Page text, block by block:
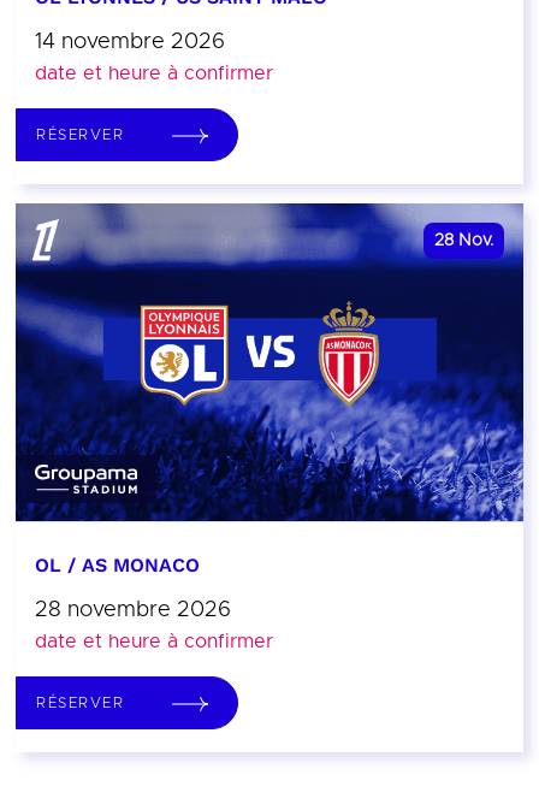
14 novembre 2026
date et heure à confirmer
RÉSERVER
28 Nov.
OL / AS MONACO
28 novembre 2026
date et heure à confirmer
RÉSERVER